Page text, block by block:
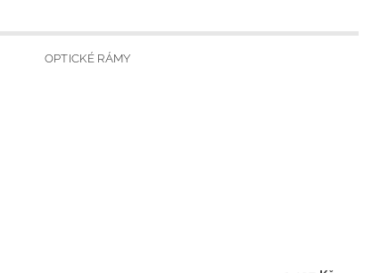
OPTICKÉ RÁMY